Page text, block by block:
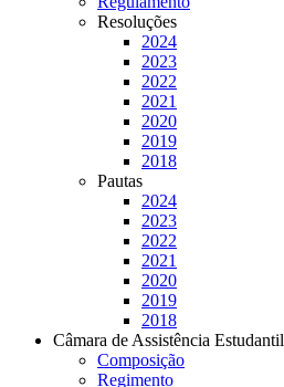
Resoluções
2024
2023
2022
2021
2020
2019
2018
Pautas
2024
2023
2022
2021
2020
2019
2018
Câmara de Assistência Estudantil
Composição
Regimento